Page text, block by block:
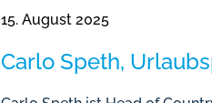
15. August 2025
Carlo Speth,